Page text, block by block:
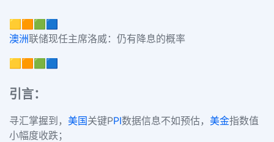
🟨🟧🟩🟦
澳洲联储现任主席洛威：仍有降息的概率
🟨🟧🟩🟦
引言：
寻汇掌握到， 美国关键PPI数据信息不如预估， 美金指数值
小幅度收跌；